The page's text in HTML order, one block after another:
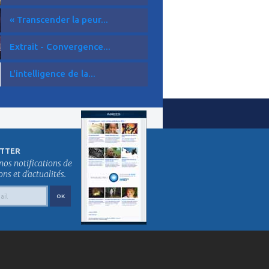
« Transcender la peur...
Extrait - Convergence...
L'intelligence de la...
notifications de
et d'actualités.